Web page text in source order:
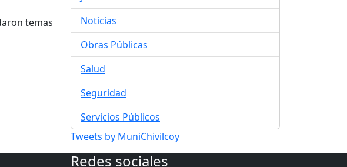
temas
Noticias
Obras Públicas
Salud
Seguridad
Servicios Públicos
Tweets by MuniChivilcoy
Redes sociales